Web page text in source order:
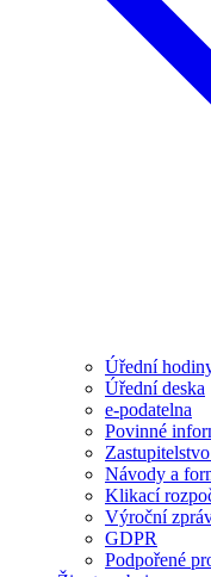
Úřední
Úřední deska
e-podatelna
Povinné
Návody a
Klikací
Výroční
GDPR
Podpořené